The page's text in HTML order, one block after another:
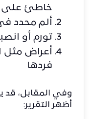
خاطئ على
ألم محدد
تورم أو
أعراض مثل
فردها
وفي المقابل، قد
أظهر التقرير: